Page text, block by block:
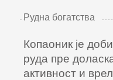
Рудна богатства
Копаоник је
руда пре
активност и